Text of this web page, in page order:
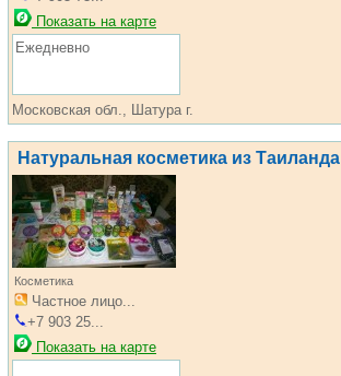
Показать на карте
Ежедневно
Московская обл., Шатура г.
Натуральная косметика из Таиланда
Косметика
Частное лицо...
+7 903 25...
Показать на карте